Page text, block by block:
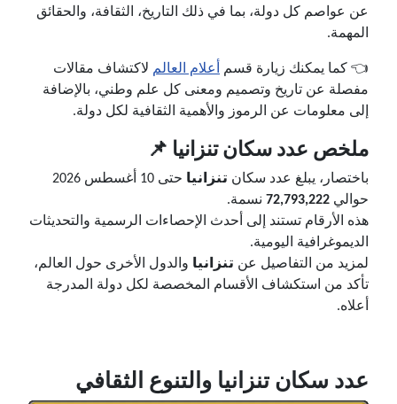
عن عواصم كل دولة، بما في ذلك التاريخ، الثقافة، والحقائق
المهمة.
👈 كما يمكنك زيارة قسم أعلام العالم لاكتشاف مقالات
مفصلة عن تاريخ وتصميم ومعنى كل علم وطني، بالإضافة
إلى معلومات عن الرموز والأهمية الثقافية لكل دولة.
ملخص عدد سكان تنزانيا 📌
باختصار، يبلغ عدد سكان تنزانيا
حتى 10 أغسطس 2026
حوالي 72,793,222 نسمة.
هذه الأرقام تستند إلى أحدث الإحصاءات الرسمية والتحديثات
الديموغرافية اليومية.
لمزيد من التفاصيل عن تنزانيا والدول الأخرى حول العالم،
تأكد من استكشاف الأقسام المخصصة لكل دولة المدرجة
أعلاه.
عدد سكان تنزانيا والتنوع الثقافي